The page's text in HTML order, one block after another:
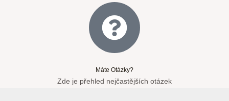
Máte Otázky?
Zde je přehled nejčastějších otázek